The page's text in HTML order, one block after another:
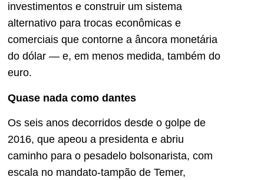
investimentos e construir um sistema
alternativo para trocas econômicas e
comerciais que contorne a âncora monetária
do dólar — e, em menos medida, também do
euro.
Quase nada como dantes
Os seis anos decorridos desde o golpe de
2016, que apeou a presidenta e abriu
caminho para o pesadelo bolsonarista, com
escala no mandato-tampão de Temer,